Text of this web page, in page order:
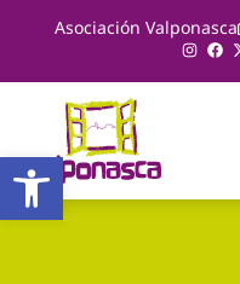
Asociación Valponasca
Abrir barra de herramientas